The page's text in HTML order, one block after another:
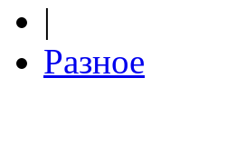
|
Разное